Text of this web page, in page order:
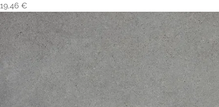
Preço
19,46 €